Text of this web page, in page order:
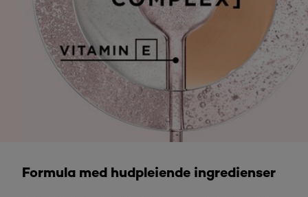
Formula med hudpleiende ingredienser